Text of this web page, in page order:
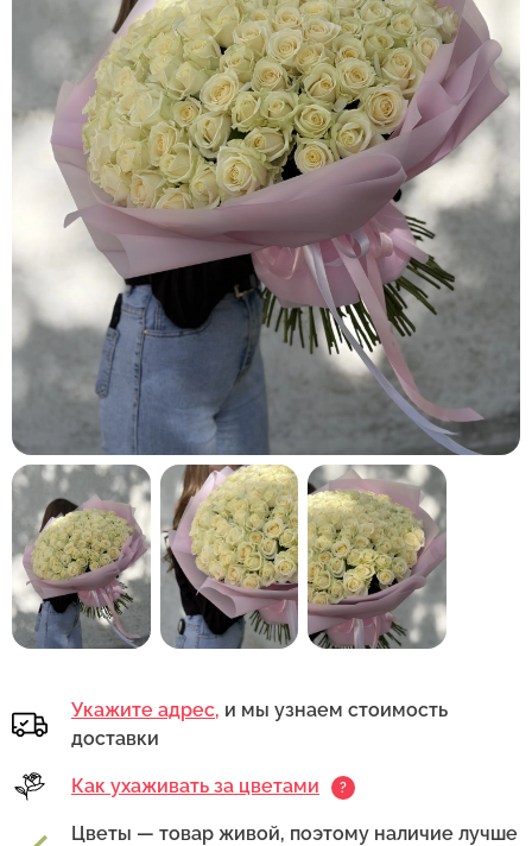
Укажите адрес, и мы узнаем стоимость
доставки
Как ухаживать за цветами ?
Цветы — товар живой, поэтому наличие лучше
кнопку "Выбрать".